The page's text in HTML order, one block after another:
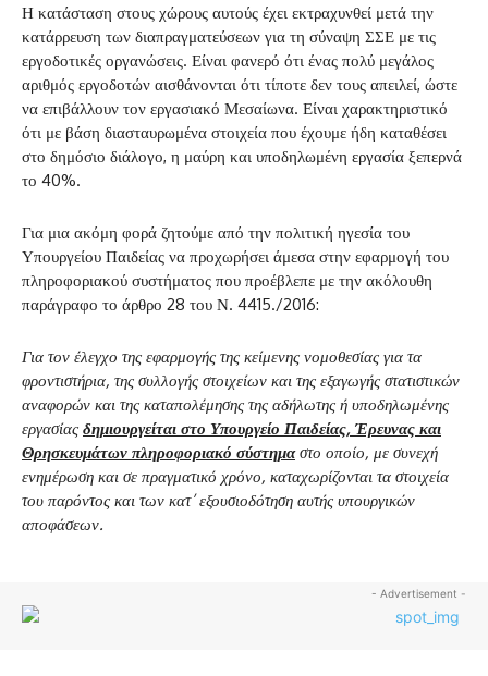
Η κατάσταση στους χώρους αυτούς έχει εκτραχυνθεί μετά την
κατάρρευση των διαπραγματεύσεων για τη σύναψη ΣΣΕ με τις
εργοδοτικές οργανώσεις. Είναι φανερό ότι ένας πολύ μεγάλος
αριθμός εργοδοτών αισθάνονται ότι τίποτε δεν τους απειλεί, ώστε
να επιβάλλουν τον εργασιακό Μεσαίωνα. Είναι χαρακτηριστικό
ότι με βάση διασταυρωμένα στοιχεία που έχουμε ήδη καταθέσει
στο δημόσιο διάλογο, η μαύρη και υποδηλωμένη εργασία ξεπερνά
το 40%.
Για μια ακόμη φορά ζητούμε από την πολιτική ηγεσία του
Υπουργείου Παιδείας να προχωρήσει άμεσα στην εφαρμογή του
πληροφοριακού συστήματος που προέβλεπε με την ακόλουθη
παράγραφο το άρθρο 28 του Ν. 4415./2016:
Για τον έλεγχο της εφαρμογής της κείμενης νομοθεσίας για τα
φροντιστήρια, της συλλογής στοιχείων και της εξαγωγής στατιστικών
αναφορών και της καταπολέμησης της αδήλωτης ή υποδηλωμένης
εργασίας δημιουργείται στο Υπουργείο Παιδείας, Έρευνας και
Θρησκευμάτων πληροφοριακό σύστημαστο οποίο, με συνεχή
ενημέρωση και σε πραγματικό χρόνο, καταχωρίζονται τα στοιχεία
του παρόντος και των κατ’ εξουσιοδότηση αυτής υπουργικών
αποφάσεων.
- Advertisement -